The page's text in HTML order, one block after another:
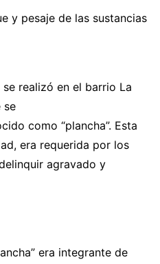
y pesaje de las sustancias
realizó en el barrio La
se
como “plancha”. Esta
era requerida por los
agravado y
era integrante de